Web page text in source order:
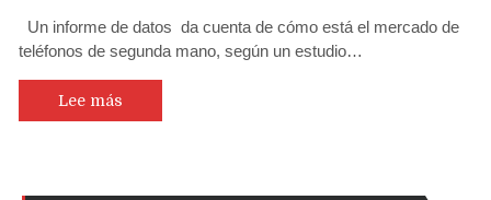
Un informe de datos da cuenta de cómo está el mercado de
teléfonos de segunda mano, según un estudio…
Lee más